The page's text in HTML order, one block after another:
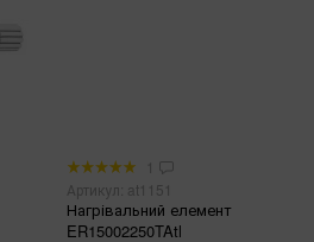
1
Артикул: at1151
Нагрівальний елемент
ER15002250TAtl